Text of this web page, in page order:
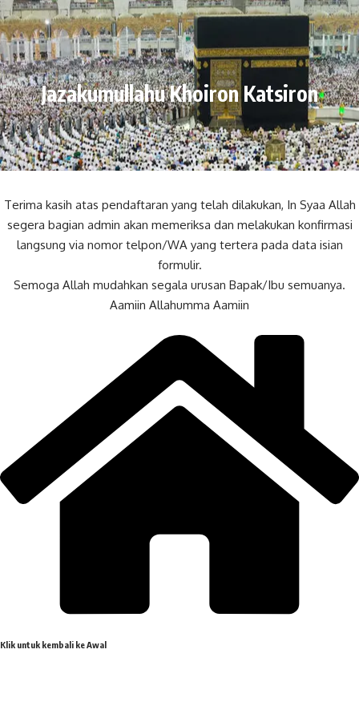
Jazakumullahu Khoiron Katsiron
Terima kasih atas pendaftaran yang telah dilakukan, In Syaa Allah
segera bagian admin akan memeriksa dan melakukan konfirmasi
langsung via nomor telpon/WA yang tertera pada data isian
formulir.
Semoga Allah mudahkan segala urusan Bapak/Ibu semuanya.
Aamiin Allahumma Aamiin
Klik untuk kembali ke Awal